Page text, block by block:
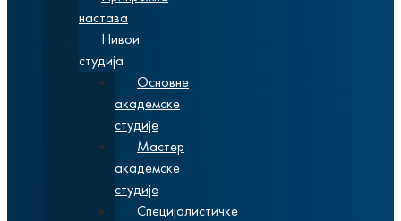
настава
Нивои
студија
Основне
академске
студије
Мастер
академске
студије
Специјалистичке